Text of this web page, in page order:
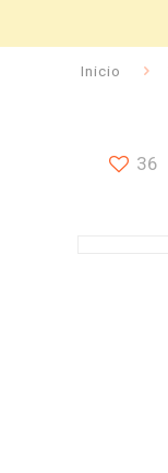
Inicio
36